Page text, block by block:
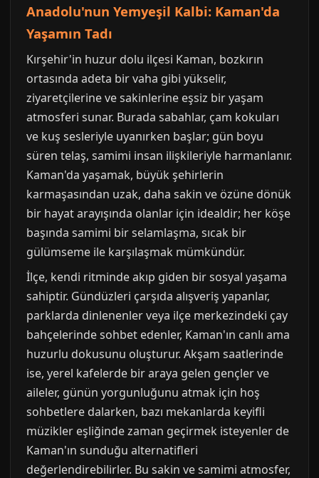
Anadolu'nun Yemyeşil Kalbi: Kaman'da
Yaşamın Tadı
Kırşehir'in huzur dolu ilçesi Kaman, bozkırın
ortasında adeta bir vaha gibi yükselir,
ziyaretçilerine ve sakinlerine eşsiz bir yaşam
atmosferi sunar. Burada sabahlar, çam kokuları
ve kuş sesleriyle uyanırken başlar; gün boyu
süren telaş, samimi insan ilişkileriyle harmanlanır.
Kaman'da yaşamak, büyük şehirlerin
karmaşasından uzak, daha sakin ve özüne dönük
bir hayat arayışında olanlar için idealdir; her köşe
başında samimi bir selamlaşma, sıcak bir
gülümseme ile karşılaşmak mümkündür.
İlçe, kendi ritminde akıp giden bir sosyal yaşama
sahiptir. Gündüzleri çarşıda alışveriş yapanlar,
parklarda dinlenenler veya ilçe merkezindeki çay
bahçelerinde sohbet edenler, Kaman'ın canlı ama
huzurlu dokusunu oluşturur. Akşam saatlerinde
ise, yerel kafelerde bir araya gelen gençler ve
aileler, günün yorgunluğunu atmak için hoş
sohbetlere dalarken, bazı mekanlarda keyifli
müzikler eşliğinde zaman geçirmek isteyenler de
Kaman'ın sunduğu alternatifleri
değerlendirebilirler. Bu sakin ve samimi atmosfer,